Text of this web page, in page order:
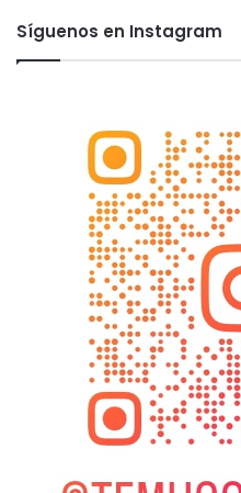
Síguenos en Instagram